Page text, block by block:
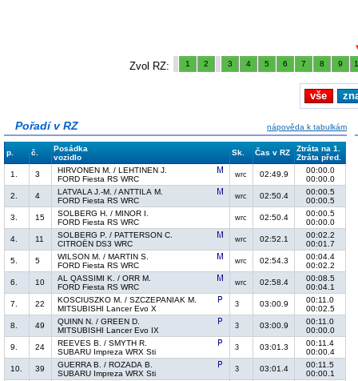
Zvol RZ: 1 2 3 4 5 6 7 8 9
vše
Pořadí v RZ nápověda k tabulkám
p. č.
Posádka
vozidlo
Sk. Čas v RZ
Ztráta na 1.
Ztráta před.
1.
3
HIRVONEN M. / LEHTINEN J.
FORD Fiesta RS WRC
wrc 02:49.9
00:00.0
00:00.0
2.
4
LATVALA J.-M. / ANTTILA M.
FORD Fiesta RS WRC
wrc 02:50.4
00:00.5
00:00.5
3.
15
SOLBERG H. / MINOR I.
FORD Fiesta RS WRC
wrc 02:50.4
00:00.5
00:00.0
4.
11
SOLBERG P. / PATTERSON C.
CITROËN DS3 WRC
wrc 02:52.1
00:02.2
00:01.7
5.
5
WILSON M. / MARTIN S.
FORD Fiesta RS WRC
wrc 02:54.3
00:04.4
00:02.2
6.
10
AL QASSIMI K. / ORR M.
FORD Fiesta RS WRC
wrc 02:58.4
00:08.5
00:04.1
7.
22
KOSCIUSZKO M. / SZCZEPANIAK M.
MITSUBISHI Lancer Evo X
3 03:00.9
00:11.0
00:02.5
8.
49
QUINN N. / GREEN D.
MITSUBISHI Lancer Evo IX
3 03:00.9
00:11.0
00:00.0
9.
24
REEVES B. / SMYTH R.
SUBARU Impreza WRX Sti
3 03:01.3
00:11.4
00:00.4
10.
39
GUERRA B. / ROZADA B.
SUBARU Impreza WRX Sti
3 03:01.4
00:11.5
00:00.1